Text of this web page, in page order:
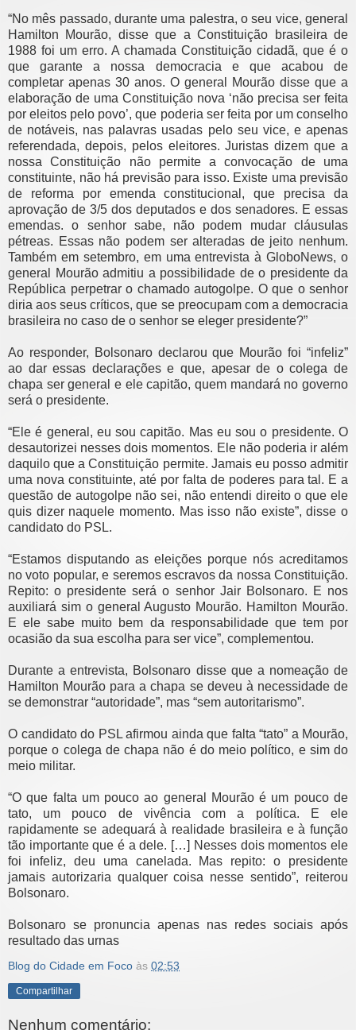
“No mês passado, durante uma palestra, o seu vice, general
Hamilton Mourão, disse que a Constituição brasileira de
1988 foi um erro. A chamada Constituição cidadã, que é o
que garante a nossa democracia e que acabou de
completar apenas 30 anos. O general Mourão disse que a
elaboração de uma Constituição nova ‘não precisa ser feita
por eleitos pelo povo’, que poderia ser feita por um conselho
de notáveis, nas palavras usadas pelo seu vice, e apenas
referendada, depois, pelos eleitores. Juristas dizem que a
nossa Constituição não permite a convocação de uma
constituinte, não há previsão para isso. Existe uma previsão
de reforma por emenda constitucional, que precisa da
aprovação de 3/5 dos deputados e dos senadores. E essas
emendas. o senhor sabe, não podem mudar cláusulas
pétreas. Essas não podem ser alteradas de jeito nenhum.
Também em setembro, em uma entrevista à GloboNews, o
general Mourão admitiu a possibilidade de o presidente da
República perpetrar o chamado autogolpe. O que o senhor
diria aos seus críticos, que se preocupam com a democracia
brasileira no caso de o senhor se eleger presidente?”
Ao responder, Bolsonaro declarou que Mourão foi “infeliz”
ao dar essas declarações e que, apesar de o colega de
chapa ser general e ele capitão, quem mandará no governo
será o presidente.
“Ele é general, eu sou capitão. Mas eu sou o presidente. O
desautorizei nesses dois momentos. Ele não poderia ir além
daquilo que a Constituição permite. Jamais eu posso admitir
uma nova constituinte, até por falta de poderes para tal. E a
questão de autogolpe não sei, não entendi direito o que ele
quis dizer naquele momento. Mas isso não existe”, disse o
candidato do PSL.
“Estamos disputando as eleições porque nós acreditamos
no voto popular, e seremos escravos da nossa Constituição.
Repito: o presidente será o senhor Jair Bolsonaro. E nos
auxiliará sim o general Augusto Mourão. Hamilton Mourão.
E ele sabe muito bem da responsabilidade que tem por
ocasião da sua escolha para ser vice”, complementou.
Durante a entrevista, Bolsonaro disse que a nomeação de
Hamilton Mourão para a chapa se deveu à necessidade de
se demonstrar “autoridade”, mas “sem autoritarismo”.
O candidato do PSL afirmou ainda que falta “tato” a Mourão,
porque o colega de chapa não é do meio político, e sim do
meio militar.
“O que falta um pouco ao general Mourão é um pouco de
tato, um pouco de vivência com a política. E ele
rapidamente se adequará à realidade brasileira e à função
tão importante que é a dele. […] Nesses dois momentos ele
foi infeliz, deu uma canelada. Mas repito: o presidente
jamais autorizaria qualquer coisa nesse sentido”, reiterou
Bolsonaro.
Bolsonaro se pronuncia apenas nas redes sociais após
resultado das urnas
Blog do Cidade em Foco às 02:53
Compartilhar
Nenhum comentário: